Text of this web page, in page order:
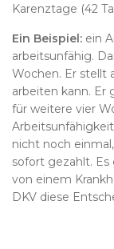
Karenztage (42
Ein Beispiel: ein
arbeitsunfähig.
Wochen. Er stellt
arbeiten kann. Er
für weitere vier
nicht noch
sofort gezahlt. Es
von einem
DKV diese